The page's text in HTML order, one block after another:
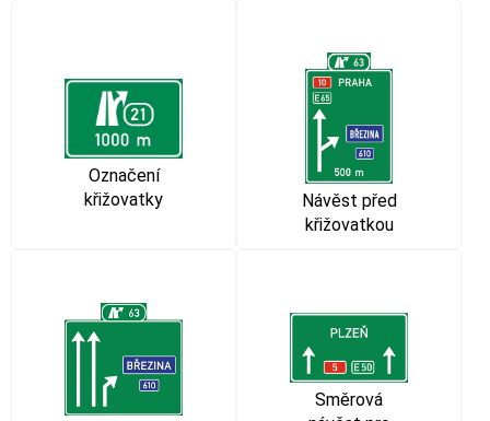
Označení
křižovatky
Návěst před
křižovatkou
Směrová